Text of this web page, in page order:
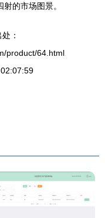
的市场图景。
：
product/64.html